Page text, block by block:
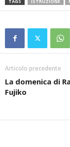
TAGS ISTRUZIONE
Articolo precedente
La domenica di
Fujiko